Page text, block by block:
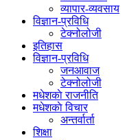
व्यापार-व्यवसाय
विज्ञान-प्रविधि
टेक्नोलोजी
इतिहास
विज्ञान-प्रविधि
जनआवाज
टेक्नोलोजी
मधेशकाे राजनीति
मधेशकाे विचार
अन्तर्वार्ता
शिक्षा